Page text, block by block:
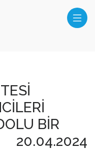
BİR
20.04.2024